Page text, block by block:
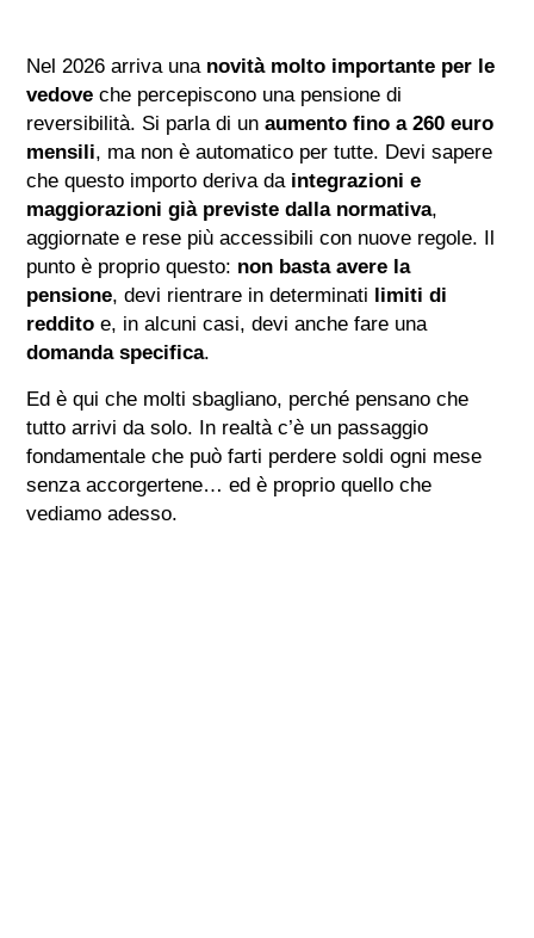
Nel 2026 arriva una novità molto importante per le
vedove che percepiscono una pensione di
reversibilità. Si parla di unaumento fino a 260 euro
mensili, ma non è automatico per tutte. Devi sapere
che questo importo deriva da integrazioni e
maggiorazioni già previste dalla normativa,
aggiornate e rese più accessibili con nuove regole. Il
punto è proprio questo: non basta avere la
pensione, devi rientrare in determinati limiti di
reddito e, in alcuni casi, devi anche fare una
domanda specifica.
Ed è qui che molti sbagliano, perché pensano che
tutto arrivi da solo. In realtà c’è un passaggio
fondamentale che può farti perdere soldi ogni mese
senza accorgertene… ed è proprio quello che
vediamo adesso.